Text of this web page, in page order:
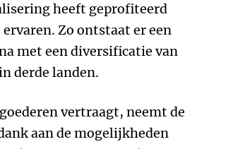
heeft geprofiteerd
Zo ontstaat er een
met een diversificatie van
derde landen.
vertraagt, neemt de
aan de mogelijkheden